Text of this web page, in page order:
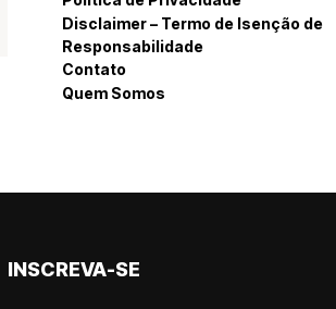
Disclaimer – Termo de Isenção de
Responsabilidade
Contato
Quem Somos
INSCREVA-SE